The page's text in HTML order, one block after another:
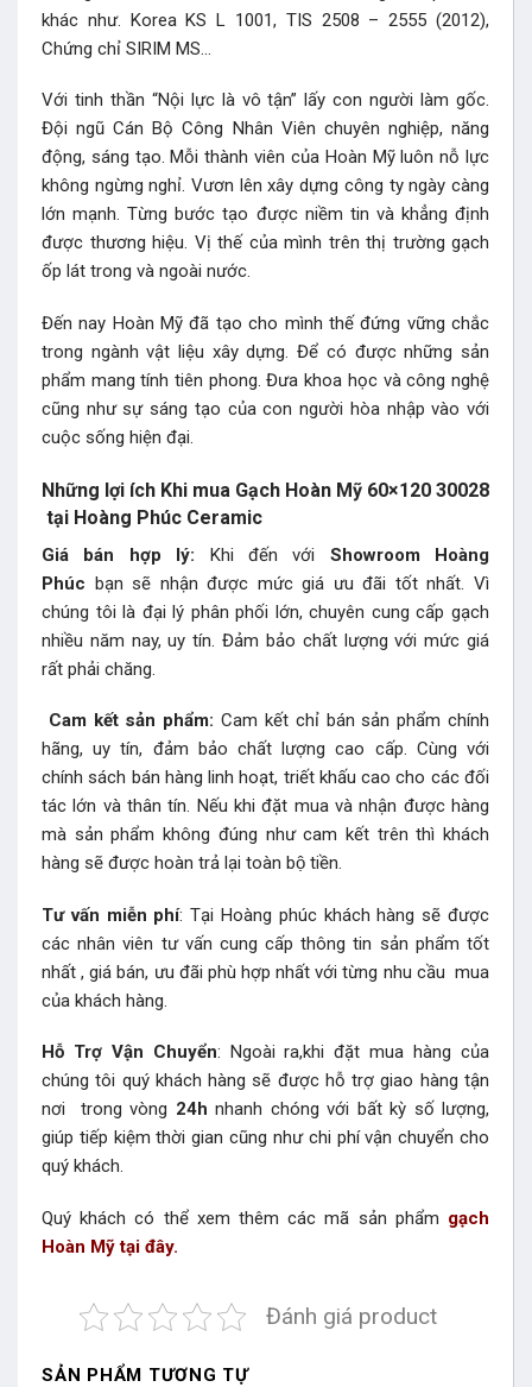
khác như. Korea KS L 1001, TIS 2508 – 2555 (2012),
Chứng chỉ SIRIM MS…
Với tinh thần “Nội lực là vô tận” lấy con người làm gốc.
Đội ngũ Cán Bộ Công Nhân Viên chuyên nghiệp, năng
động, sáng tạo. Mỗi thành viên của Hoàn Mỹ luôn nỗ lực
không ngừng nghỉ. Vươn lên xây dựng công ty ngày càng
lớn mạnh. Từng bước tạo được niềm tin và khẳng định
được thương hiệu. Vị thế của mình trên thị trường gạch
ốp lát trong và ngoài nước.
Đến nay Hoàn Mỹ đã tạo cho mình thế đứng vững chắc
trong ngành vật liệu xây dựng. Để có được những sản
phẩm mang tính tiên phong. Đưa khoa học và công nghệ
cũng như sự sáng tạo của con người hòa nhập vào với
cuộc sống hiện đại.
Những lợi ích Khi mua Gạch Hoàn Mỹ 60×120 30028
tại Hoàng Phúc Ceramic
Giá bán hợp lý: Khi đến với Showroom Hoàng
Phúc bạn sẽ nhận được mức giá ưu đãi tốt nhất. Vì
chúng tôi là đại lý phân phối lớn, chuyên cung cấp gạch
nhiều năm nay, uy tín. Đảm bảo chất lượng với mức giá
rất phải chăng.
Cam kết sản phẩm: Cam kết chỉ bán sản phẩm chính
hãng, uy tín, đảm bảo chất lượng cao cấp. Cùng với
chính sách bán hàng linh hoạt, triết khấu cao cho các đối
tác lớn và thân tín. Nếu khi đặt mua và nhận được hàng
mà sản phẩm không đúng như cam kết trên thì khách
hàng sẽ được hoàn trả lại toàn bộ tiền.
Tư vấn miễn phí: Tại Hoàng phúc khách hàng sẽ được
các nhân viên tư vấn cung cấp thông tin sản phẩm tốt
nhất , giá bán, ưu đãi phù hợp nhất với từng nhu cầu mua
của khách hàng.
Hỗ Trợ Vận Chuyển: Ngoài ra,khi đặt mua hàng của
chúng tôi quý khách hàng sẽ được hỗ trợ giao hàng tận
nơi trong vòng 24h nhanh chóng với bất kỳ số lượng,
giúp tiếp kiệm thời gian cũng như chi phí vận chuyển cho
quý khách.
Quý khách có thể xem thêm các mã sản phẩm gạch
Hoàn Mỹ tại đây.
Đánh giá product
SẢN PHẨM TƯƠNG TỰ